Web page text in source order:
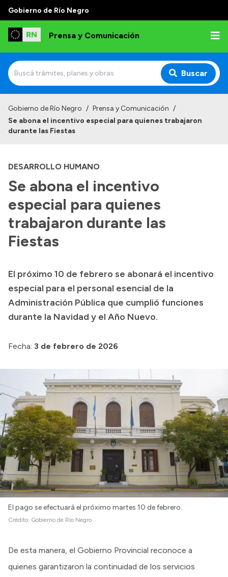
Gobierno de Río Negro
Prensa y Comunicación
Buscar
Institucional
Referentes de prensa
Archivo de noticias
Transparencia
Presupuesto
Compras y licitaciones
Consulta de expedientes
Consulta de pago a proveedores
Intranet
Gobierno de Río Negro / Prensa y Comunicación /
Se abona el incentivo especial para quienes trabajaron
durante las Fiestas
DESARROLLO HUMANO
Se abona el incentivo
especial para quienes
trabajaron durante las
Fiestas
El próximo 10 de febrero se abonará el incentivo
especial para el personal esencial de la
Administración Pública que cumplió funciones
durante la Navidad y el Año Nuevo.
Fecha: 3 de febrero de 2026
El pago se efectuará el próximo martes 10 de febrero.
Crédito: Gobierno de Río Negro
De esta manera, el Gobierno Provincial reconoce a
quienes garantizaron la continuidad de los servicios